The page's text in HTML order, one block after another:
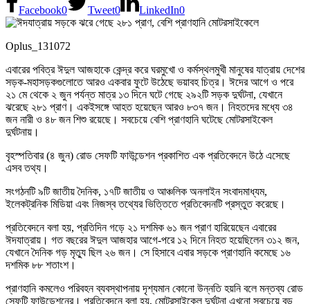
Facebook0 Tweet0 LinkedIn0
Oplus_131072
এবারের পবিত্র ঈদুল আজহাকে কেন্দ্র করে ঘরমুখো ও কর্মস্থলমুখী মানুষের যাত্রায় দেশের
সড়ক-মহাসড়কগুলোতে আরও একবার ফুটে উঠেছে ভয়াবহ চিত্র। ঈদের আগে ও পরে
২১ মে থেকে ২ জুন পর্যন্ত মাত্র ১৩ দিনে ঘটে গেছে ২৯২টি সড়ক দুর্ঘটনা, যেখানে
ঝরেছে ২৮১ প্রাণ। একইসঙ্গে আহত হয়েছেন আরও ৮৩৭ জন। নিহতদের মধ্যে ৩৪
জন নারী ও ৪৮ জন শিশু রয়েছে। সবচেয়ে বেশি প্রাণহানি ঘটেছে মোটরসাইকেল
দুর্ঘটনায়।
বৃহস্পতিবার (৪ জুন) রোড সেফটি ফাউন্ডেশন প্রকাশিত এক প্রতিবেদনে উঠে এসেছে
এসব তথ্য।
সংগঠনটি ৯টি জাতীয় দৈনিক, ১৭টি জাতীয় ও আঞ্চলিক অনলাইন সংবাদমাধ্যম,
ইলেকট্রনিক মিডিয়া এবং নিজস্ব তথ্যের ভিত্তিতে প্রতিবেদনটি প্রস্তুত করেছে।
প্রতিবেদনে বলা হয়, প্রতিদিন গড়ে ২১ দশমিক ৬১ জন প্রাণ হারিয়েছেন এবারের
ঈদযাত্রায়। গত বছরের ঈদুল আজহার আগে-পরে ১২ দিনে নিহত হয়েছিলেন ৩১২ জন,
যেখানে দৈনিক গড় মৃত্যু ছিল ২৬ জন। সে হিসাবে এবার সড়কে প্রাণহানি কমেছে ১৬
দশমিক ৮৮ শতাংশ।
প্রাণহানি কমলেও পরিবহন ব্যবস্থাপনায় দৃশ্যমান কোনো উন্নতি হয়নি বলে মন্তব্য রোড
সেফটি ফাউন্ডেশনের। প্রতিবেদনে বলা হয়, মোটরসাইকেল দুর্ঘটনা এখনো সবচেয়ে বড়